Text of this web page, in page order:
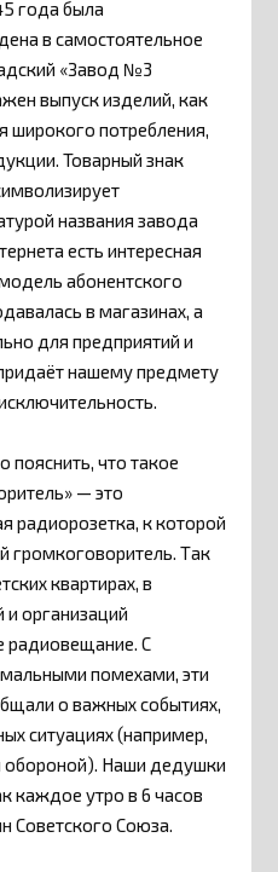
года была
в самостоятельное
«Завод №3
выпуск изделий, как
широкого потребления,
Товарный знак
названия завода
есть интересная
абонентского
в магазинах, а
для предприятий и
нашему предмету
что такое
— это
радиорозетка, к которой
громкоговоритель. Так
квартирах, в
организаций
радиовещание. С
помехами, эти
о важных событиях,
ситуациях (например,
обороной). Наши дедушки
каждое утро в 6 часов
Советского Союза.